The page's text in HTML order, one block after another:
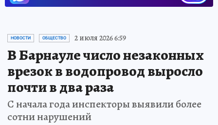
НОВОСТИ ОБЩЕСТВО 2 июля 2026 6:59
В Барнауле число незаконных
врезок в водопровод выросло
почти в два раза
С начала года инспекторы выявили более
сотни нарушений